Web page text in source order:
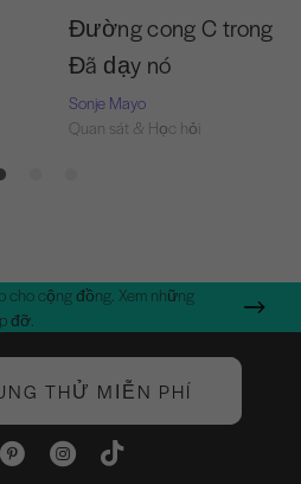
Đường cong C trong
Đã dạy nó
Sonje Mayo
Quan sát & Học hỏi
cho cộng đồng. Xem những
đỡ.
THỬ MIỄN PHÍ